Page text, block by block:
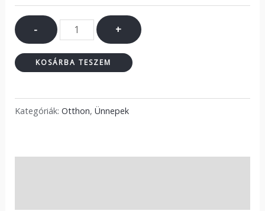
- +
KOSÁRBA TESZEM
Kategóriák: Otthon, Ünnepek